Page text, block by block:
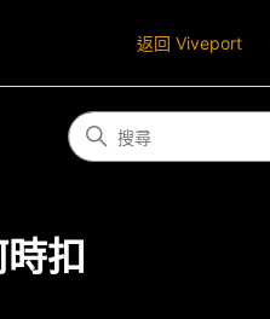
返回 Viveport
扣